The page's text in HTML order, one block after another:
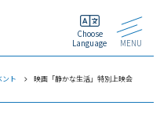
Choose
Language
MENU
ント 映画「静かな生活」特別上映会